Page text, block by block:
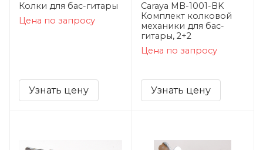
Колки для бас-гитары
Цена по запросу
Узнать цену
Caraya MB-1001-BK
Комплект колковой
механики для бас-
гитары, 2+2
Цена по запросу
Узнать цену